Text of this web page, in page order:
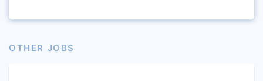
OTHER JOBS